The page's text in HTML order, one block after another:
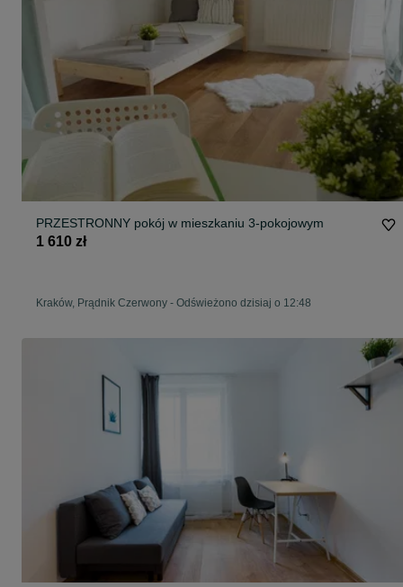
PRZESTRONNY pokój w mieszkaniu 3-pokojowym
1 610 zł
Kraków, Prądnik Czerwony - Odświeżono dzisiaj o 12:48